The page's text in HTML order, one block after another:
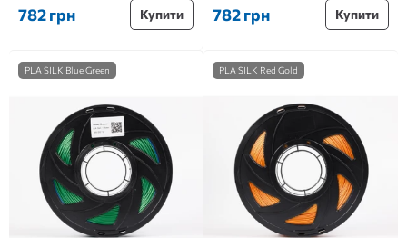
782 грн Купити 782 грн Купити
PLA SILK Blue Green PLA SILK Red Gold